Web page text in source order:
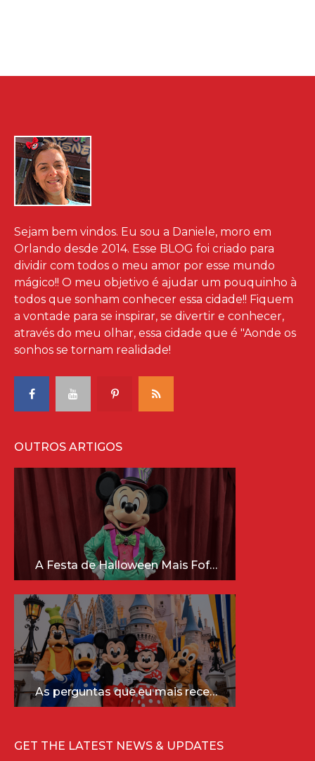
Sejam bem vindos. Eu sou a Daniele, moro em
Orlando desde 2014. Esse BLOG foi criado para
dividir com todos o meu amor por esse mundo
mágico!! O meu objetivo é ajudar um pouquinho à
todos que sonham conhecer essa cidade!! Fiquem
a vontade para se inspirar, se divertir e conhecer,
através do meu olhar, essa cidade que é "Aonde os
sonhos se tornam realidade!
OUTROS ARTIGOS
A Festa de Halloween Mais Fofa da Disney Está Chegando!
As perguntas que eu mais recebo sobre a Disney (e as respostas mais sinceras!)
GET THE LATEST NEWS & UPDATES